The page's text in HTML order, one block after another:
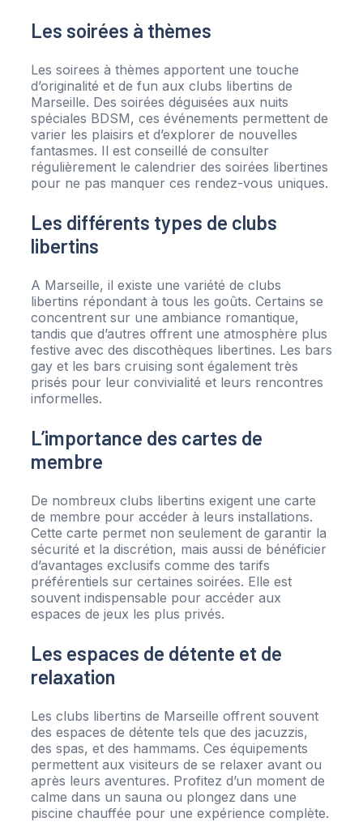
Les soirées à thèmes
Les soirees à thèmes apportent une touche
d’originalité et de fun aux clubs libertins de
Marseille. Des soirées déguisées aux nuits
spéciales BDSM, ces événements permettent de
varier les plaisirs et d’explorer de nouvelles
fantasmes. Il est conseillé de consulter
régulièrement le calendrier des soirées libertines
pour ne pas manquer ces rendez-vous uniques.
Les différents types de clubs
libertins
A Marseille, il existe une variété de clubs
libertins répondant à tous les goûts. Certains se
concentrent sur une ambiance romantique,
tandis que d’autres offrent une atmosphère plus
festive avec des discothèques libertines. Les bars
gay et les bars cruising sont également très
prisés pour leur convivialité et leurs rencontres
informelles.
L’importance des cartes de
membre
De nombreux clubs libertins exigent une carte
de membre pour accéder à leurs installations.
Cette carte permet non seulement de garantir la
sécurité et la discrétion, mais aussi de bénéficier
d’avantages exclusifs comme des tarifs
préférentiels sur certaines soirées. Elle est
souvent indispensable pour accéder aux
espaces de jeux les plus privés.
Les espaces de détente et de
relaxation
Les clubs libertins de Marseille offrent souvent
des espaces de détente tels que des jacuzzis,
des spas, et des hammams. Ces équipements
permettent aux visiteurs de se relaxer avant ou
après leurs aventures. Profitez d’un moment de
calme dans un sauna ou plongez dans une
piscine chauffée pour une expérience complète.